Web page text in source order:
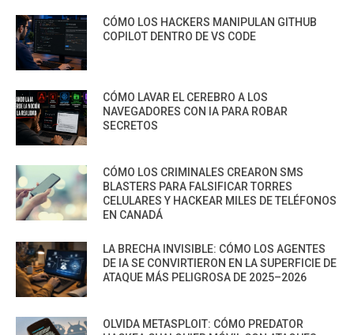
CÓMO LOS HACKERS MANIPULAN GITHUB
COPILOT DENTRO DE VS CODE
CÓMO LAVAR EL CEREBRO A LOS
NAVEGADORES CON IA PARA ROBAR
SECRETOS
CÓMO LOS CRIMINALES CREARON SMS
BLASTERS PARA FALSIFICAR TORRES
CELULARES Y HACKEAR MILES DE TELÉFONOS
EN CANADÁ
LA BRECHA INVISIBLE: CÓMO LOS AGENTES
DE IA SE CONVIRTIERON EN LA SUPERFICIE DE
ATAQUE MÁS PELIGROSA DE 2025–2026
OLVIDA METASPLOIT: CÓMO PREDATOR